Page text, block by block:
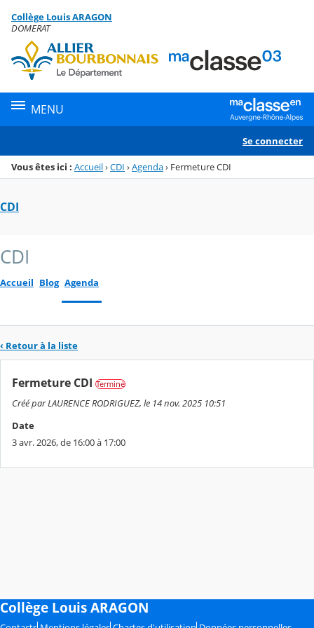
Menu de la rubrique
Contenu
Collège Louis ARAGON
DOMERAT
MENU
Se connecter
Vous êtes ici : Accueil›CDI ›Agenda› Fermeture CDI
CDI
CDI
Accueil Blog Agenda
‹ Retour à la liste
Fermeture CDI Terminé
Créé par LAURENCE RODRIGUEZ, le 14 nov. 2025 10:51
Date
3 avr. 2026, de 16:00 à 17:00
Collège Louis ARAGON